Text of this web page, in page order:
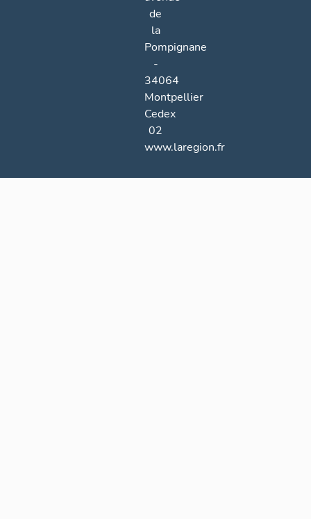
de
la
Pompignane
-
34064
Montpellier
Cedex
02
www.laregion.fr